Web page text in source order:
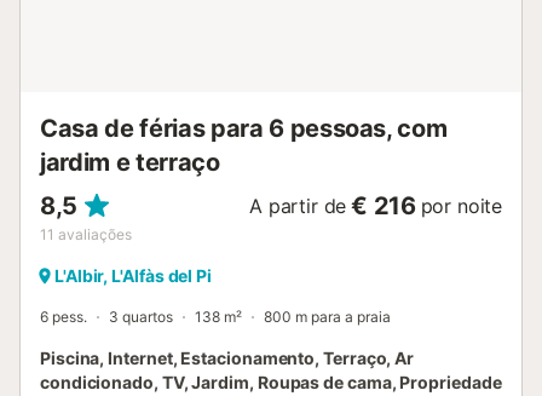
Casa de férias para 6 pessoas, com
jardim e terraço
8,5
11 avaliações
A partir de € 216 por noite
L'Albir, L'Alfàs del Pi
6 pess. 3 quartos 138 m² 800 m para a praia
Piscina, Internet, Estacionamento, Terraço, Ar
condicionado, TV, Jardim, Roupas de cama, Propriedade